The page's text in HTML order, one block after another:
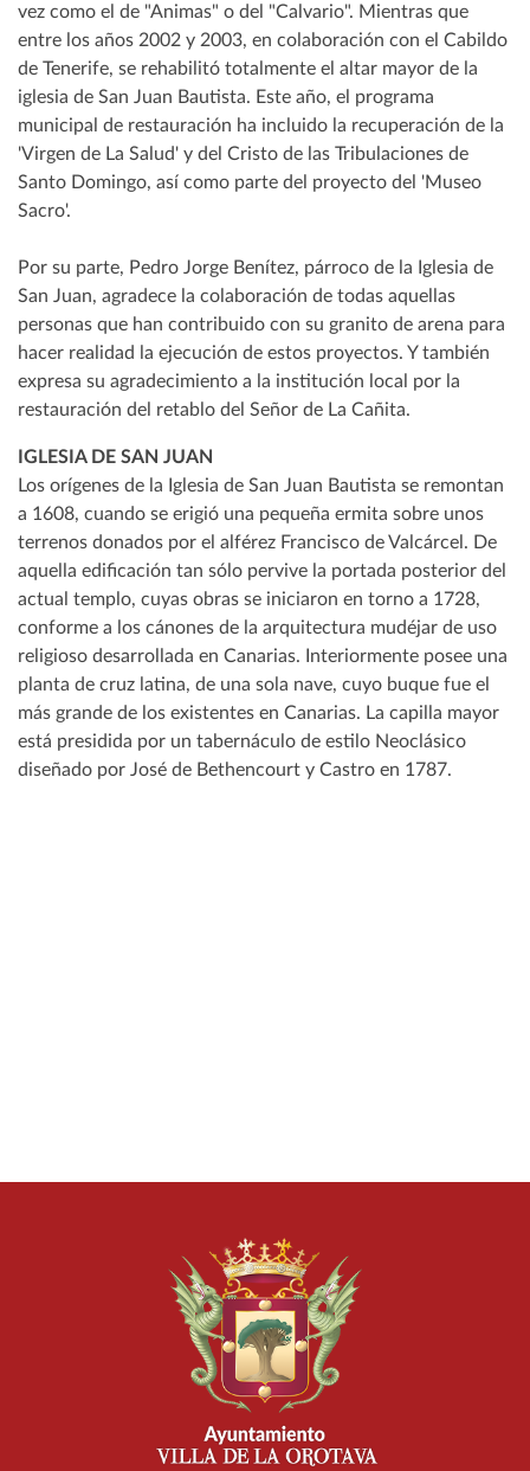
vez como el de "Animas" o del "Calvario". Mientras que
entre los años 2002 y 2003, en colaboración con el Cabildo
de Tenerife, se rehabilitó totalmente el altar mayor de la
iglesia de San Juan Bautista. Este año, el programa
municipal de restauración ha incluido la recuperación de la
'Virgen de La Salud' y del Cristo de las Tribulaciones de
Santo Domingo, así como parte del proyecto del 'Museo
Sacro'.
Por su parte, Pedro Jorge Benítez, párroco de la Iglesia de
San Juan, agradece la colaboración de todas aquellas
personas que han contribuido con su granito de arena para
hacer realidad la ejecución de estos proyectos. Y también
expresa su agradecimiento a la institución local por la
restauración del retablo del Señor de La Cañita.
IGLESIA DE SAN JUAN
Los orígenes de la Iglesia de San Juan Bautista se remontan
a 1608, cuando se erigió una pequeña ermita sobre unos
terrenos donados por el alférez Francisco de Valcárcel. De
aquella edificación tan sólo pervive la portada posterior del
actual templo, cuyas obras se iniciaron en torno a 1728,
conforme a los cánones de la arquitectura mudéjar de uso
religioso desarrollada en Canarias. Interiormente posee una
planta de cruz latina, de una sola nave, cuyo buque fue el
más grande de los existentes en Canarias. La capilla mayor
está presidida por un tabernáculo de estilo Neoclásico
diseñado por José de Bethencourt y Castro en 1787.